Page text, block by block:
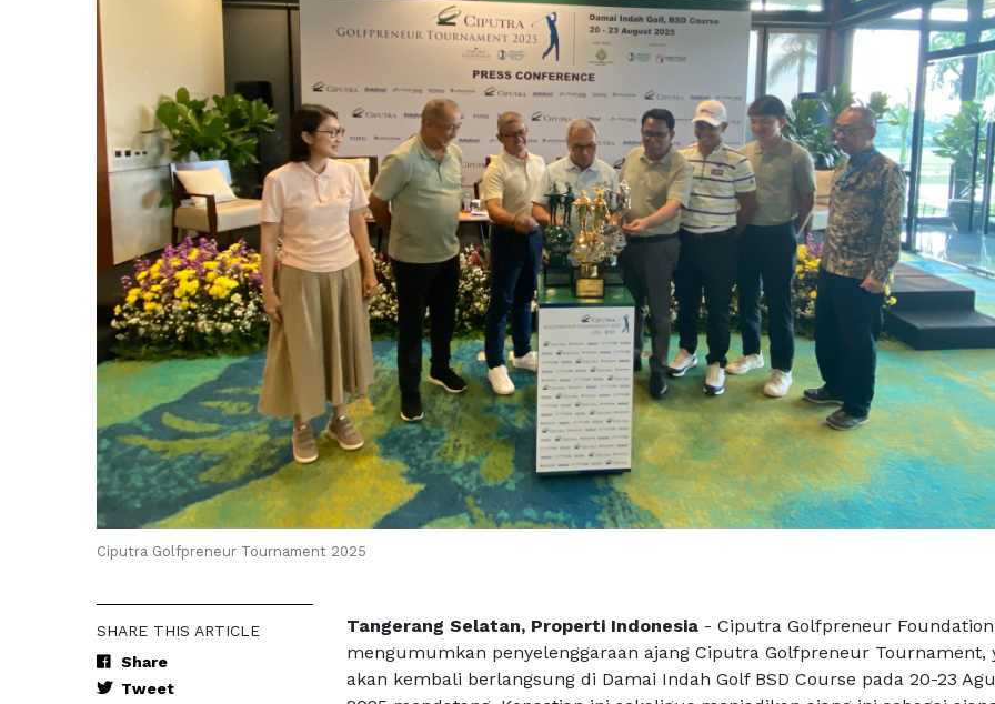
Ciputra Golfpreneur Tournament 2025
SHARE THIS ARTICLE
Share
Tweet
Tangerang Selatan, Properti Indonesia - Ciputra Golfpreneur Foundation
mengumumkan penyelenggaraan ajang Ciputra Golfpreneur Tournament,
akan kembali berlangsung di Damai Indah Golf BSD Course pada 20-23